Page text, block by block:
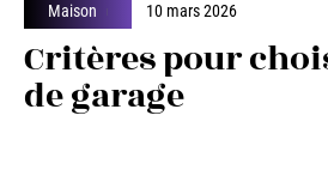
Maison 10 mars 2026
Critères pour
de garage